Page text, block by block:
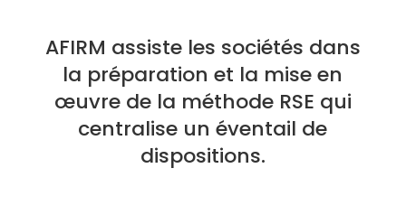
AFIRM assiste les sociétés dans
la préparation et la mise en
œuvre de la méthode RSE qui
centralise un éventail de
dispositions.